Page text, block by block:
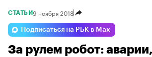
Lada Volga
Haval Jaecoo Omoda
СТАТЬИ9 ноября 2018
Подписаться на РБК в Max
За рулем робот: